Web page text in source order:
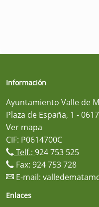
Información
Ayuntamiento Valle de
Plaza de España, 1 -
Ver mapa
CIF: P0614700C
Telf.: 924 753 525
Fax: 924 753 728
E-mail:
Enlaces